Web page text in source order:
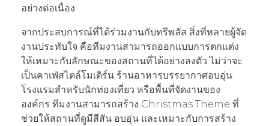
อย่างต่อเนื่อง
จากประสบการณ์ที่ได้ร่วมงานกับทรีพลัส สิ่งที่หลายผู้จัด
งานประทับใจ คือทีมงานสามารถออกแบบการตกแต่ง
ให้เหมาะกับลักษณะของสถานที่ได้อย่างลงตัว ไม่ว่าจะ
เป็นคาเฟ่สไตล์โมเดิร์น ร้านอาหารบรรยากาศอบอุ่น
โรงแรมสำหรับนักท่องเที่ยว หรือพื้นที่จัดงานของ
องค์กร ทีมงานสามารถสร้าง Christmas Theme ที่
ช่วยให้สถานที่ดูมีสีสัน อบอุ่น และเหมาะกับการสร้าง